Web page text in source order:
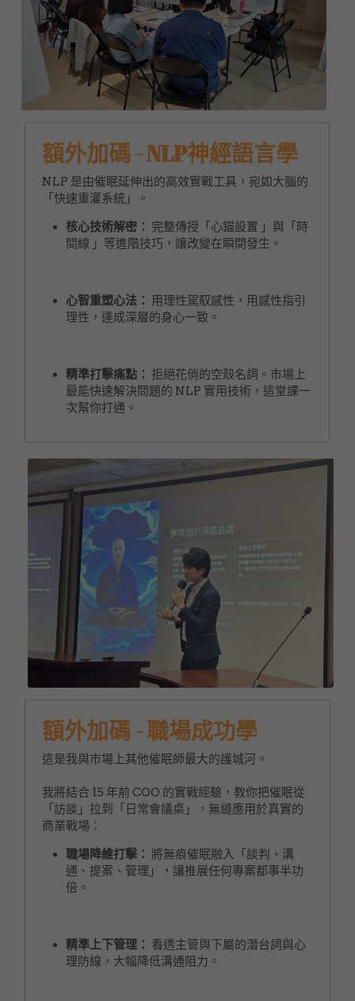
額外加碼 - NLP神經語言學
NLP 是由催眠延伸出的高效實戰工具，宛如大腦的
「快速重灌系統」。
核心技術解密： 完整傳授「心錨設置 」與「時
間線 」等進階技巧，讓改變在瞬間發生。
心智重塑心法： 用理性駕馭感性，用感性指引
理性，達成深層的身心一致。
精準打擊痛點： 拒絕花俏的空殼名詞。市場上
最能快速解決問題的 NLP 實用技術，這堂課一
次幫你打通。
額外加碼 - 職場成功學
這是我與市場上其他催眠師最大的護城河。
我將結合 15 年前 COO 的實戰經驗，教你把催眠從
「訪談」拉到「日常會議桌」，無縫應用於真實的
商業戰場：
職場降維打擊： 將無痕催眠融入「談判、溝
通、提案、管理」，讓推展任何專案都事半功
倍。
精準上下管理： 看透主管與下屬的潛台詞與心
理防線，大幅降低溝通阻力。